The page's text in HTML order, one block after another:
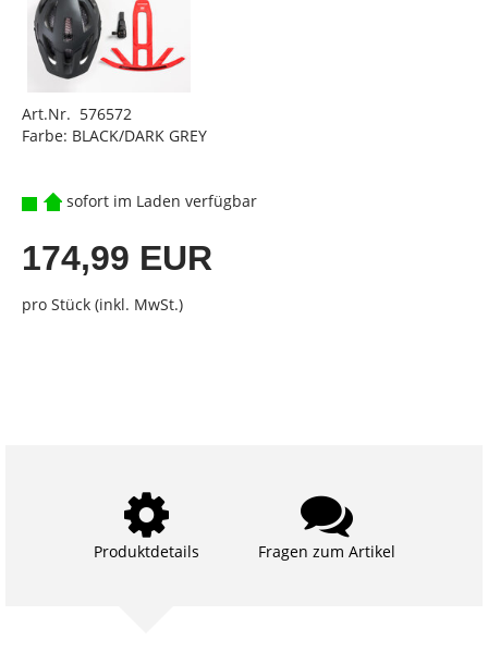
Art.Nr. 576572
Farbe: BLACK/DARK GREY
sofort im Laden verfügbar
174,99 EUR
pro Stück (inkl. MwSt.)
Produktdetails Fragen zum Artikel